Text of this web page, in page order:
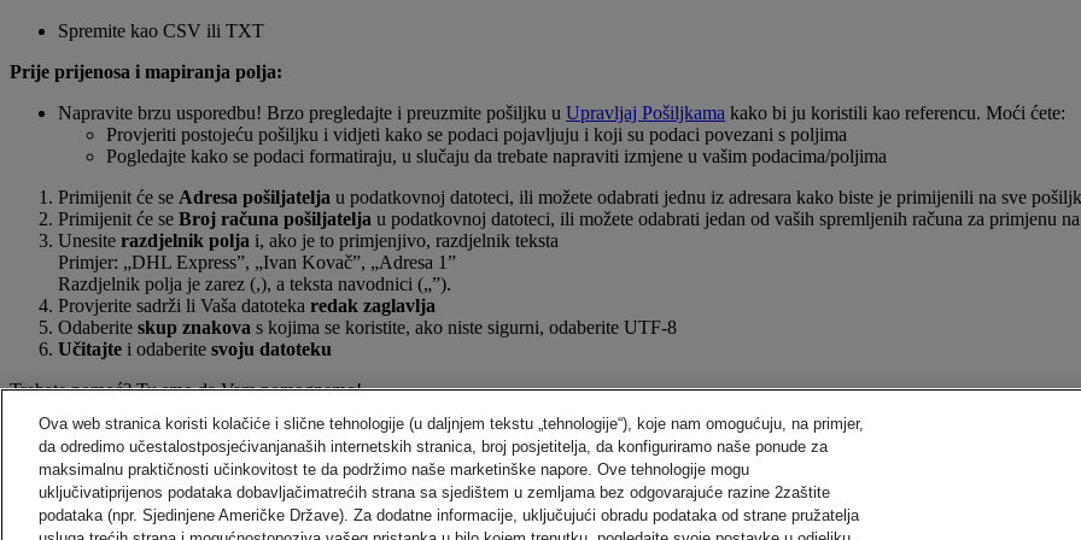
Spremite kao CSV ili TXT
Prije prijenosa i mapiranja polja:
Napravite brzu usporedbu! Brzo pregledajte i preuzmite pošiljku u Upravljaj Pošiljkama kako bi ju koristili kao referencu. Moći ćete:
Provjeriti postojeću pošiljku i vidjeti kako se podaci pojavljuju i koji su podaci povezani s poljima
Pogledajte kako se podaci formatiraju, u slučaju da trebate napraviti izmjene u vašim podacima/poljima
Primijenit će se Adresa pošiljatelja u podatkovnoj datoteci, ili možete odabrati jednu iz adresara kako biste je primijenili na sve
Primijenit će se Broj računa pošiljatelja u podatkovnoj datoteci, ili možete odabrati jedan od vaših spremljenih računa za primjenu
Unesite razdjelnik polja i, ako je to primjenjivo, razdjelnik teksta
Primjer: „DHL Express”, „Ivan Kovač”, „Adresa 1”
Razdjelnik polja je zarez (,), a teksta navodnici („”).
Provjerite sadrži li Vaša datoteka redak zaglavlja
Odaberite skup znakova s kojima se koristite, ako niste sigurni, odaberite UTF-8
Učitajte i odaberite svoju datoteku
Trebate pomoć? Tu smo da Vam pomognemo!
Kontaktirajte nas na:
+385 1 6651 111
KONTAKT I PODRŠKA
Ova web stranica koristi kolačiće i slične tehnologije (u daljnjem tekstu „tehnologije“), koje nam omogućuju, na primjer,
da odredimo učestalostposjećivanjanaših internetskih stranica, broj posjetitelja, da konfiguriramo naše ponude za
maksimalnu praktičnosti učinkovitost te da podržimo naše marketinške napore. Ove tehnologije mogu
uključivatiprijenos podataka dobavljačimatrećih strana sa sjedištem u zemljama bez odgovarajuće razine 2zaštite
podataka (npr. Sjedinjene Američke Države). Za dodatne informacije, uključujući obradu podataka od strane pružatelja